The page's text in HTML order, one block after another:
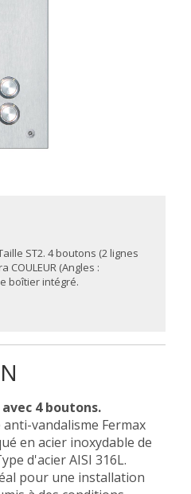
ST2. 4 boutons (2 lignes
COULEUR (Angles :
boîtier intégré.
4 boutons.
vandalisme Fermax
en acier inoxydable de
d'acier AISI 316L.
pour une installation